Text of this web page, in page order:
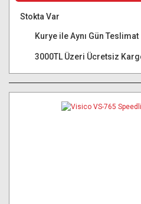
Stokta Var
Kurye ile Aynı Gün Teslimat
3000TL Üzeri Ücretsiz